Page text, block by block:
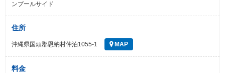
ンプールサイド
住所
沖縄県国頭郡恩納村仲泊1055-1 MAP
料金